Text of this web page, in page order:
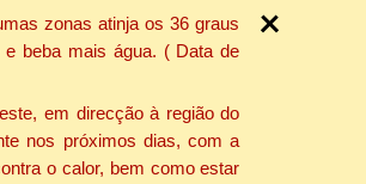
zonas atinja os 36 graus
beba mais água. ( Data de
em direcção à região do
nos próximos dias, com a
o calor, bem como estar